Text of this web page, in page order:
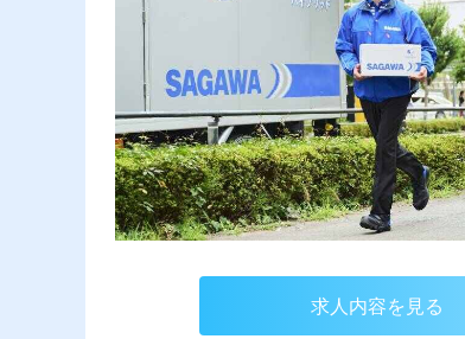
求人内容を見る